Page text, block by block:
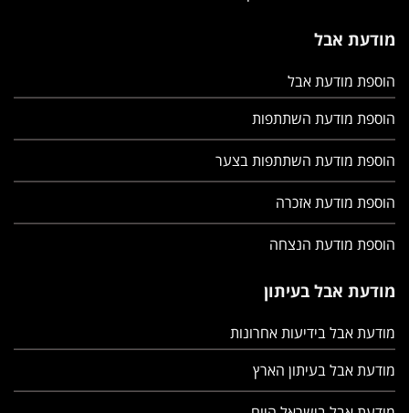
מודעת אבל
הוספת מודעת אבל
הוספת מודעת השתתפות
הוספת מודעת השתתפות בצער
הוספת מודעת אזכרה
הוספת מודעת הנצחה
מודעת אבל בעיתון
מודעת אבל בידיעות אחרונות
מודעת אבל בעיתון הארץ